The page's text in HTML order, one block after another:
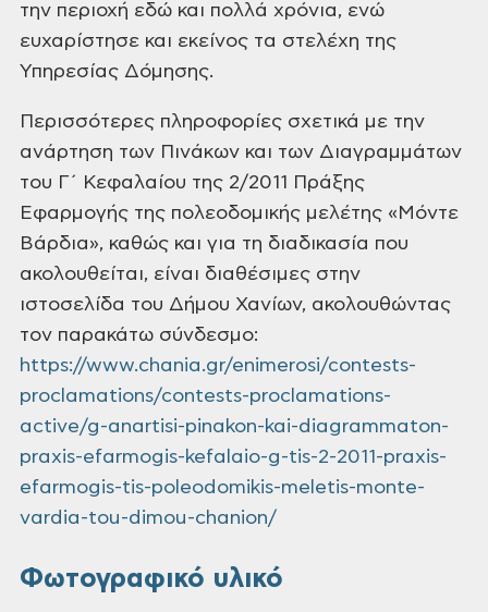
την περιοχή εδώ και πολλά χρόνια, ενώ
ευχαρίστησε και εκείνος τα στελέχη της
Υπηρεσίας Δόμησης.
Περισσότερες πληροφορίες σχετικά με την
ανάρτηση των Πινάκων και των Διαγραμμάτων
του Γ΄ Κεφαλαίου της 2/2011 Πράξης
Εφαρμογής της πολεοδομικής μελέτης «Μόντε
Βάρδια», καθώς και για τη διαδικασία που
ακολουθείται, είναι διαθέσιμες στην
ιστοσελίδα του Δήμου Χανίων, ακολουθώντας
τον παρακάτω σύνδεσμο:
https://www.chania.gr/enimerosi/contests-
proclamations/contests-proclamations-
active/g-anartisi-pinakon-kai-diagrammaton-
praxis-efarmogis-kefalaio-g-tis-2-2011-praxis-
efarmogis-tis-poleodomikis-meletis-monte-
vardia-tou-dimou-chanion/
Φωτογραφικό υλικό